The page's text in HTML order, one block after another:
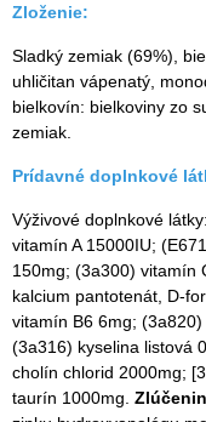
Zloženie:
Sladký zemiak (69%),
uhličitan vápenatý,
bielkovín: bielkoviny zo
zemiak.
Prídavné doplnkové
Výživové doplnkové látky:
vitamín A 15000IU;
150mg; (3a300) vitamín
kalcium pantotenát, D-
vitamín B6 6mg;
(3a316) kyselina listová
cholín chlorid 2000mg;
taurín 1000mg.